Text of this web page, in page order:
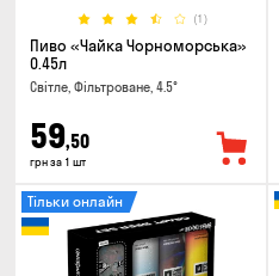
(1)
Пиво «Чайка Чорноморська»
0.45л
Світле, Фільтроване, 4.5°
59,50
грн за 1 шт
Тільки онлайн